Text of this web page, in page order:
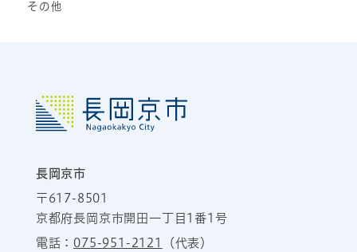
その他
長岡京市
〒617-8501
京都府長岡京市開田一丁目1番1号
電話：075-951-2121
（代表）